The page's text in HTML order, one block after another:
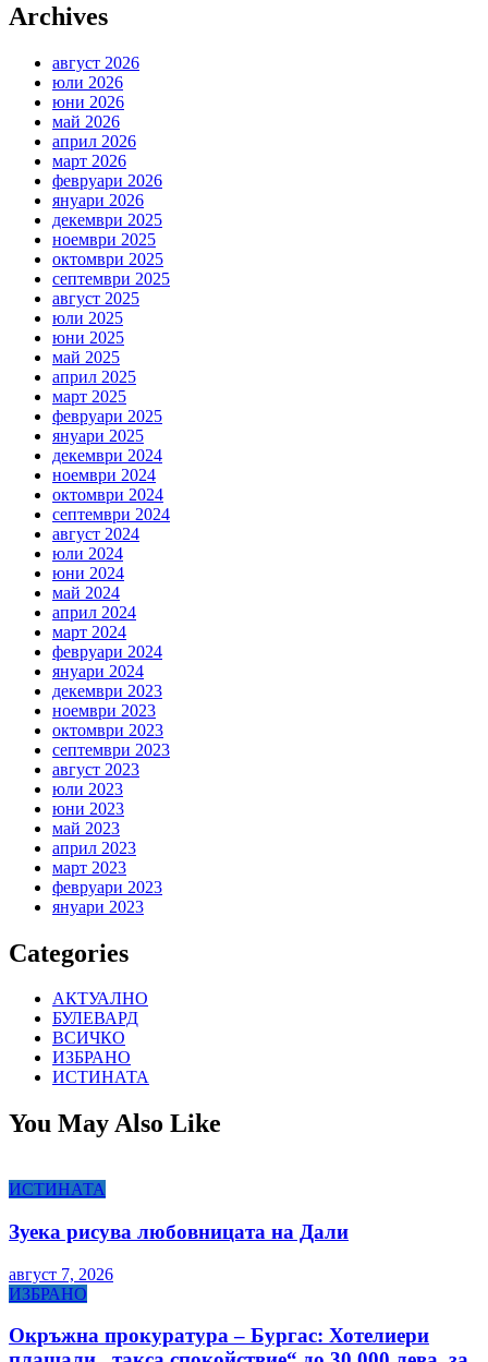
Archives
август 2026
юли 2026
юни 2026
май 2026
април 2026
март 2026
февруари 2026
януари 2026
декември 2025
ноември 2025
октомври 2025
септември 2025
август 2025
юли 2025
юни 2025
май 2025
април 2025
март 2025
февруари 2025
януари 2025
декември 2024
ноември 2024
октомври 2024
септември 2024
август 2024
юли 2024
юни 2024
май 2024
април 2024
март 2024
февруари 2024
януари 2024
декември 2023
ноември 2023
октомври 2023
септември 2023
август 2023
юли 2023
юни 2023
май 2023
април 2023
март 2023
февруари 2023
януари 2023
Categories
АКТУАЛНО
БУЛЕВАРД
ВСИЧКО
ИЗБРАНО
ИСТИНАТА
You May Also Like
ИСТИНАТА
Зуека рисува любовницата на Дали
август 7, 2026
ИЗБРАНО
Окръжна прокуратура – Бургас: Хотелиери